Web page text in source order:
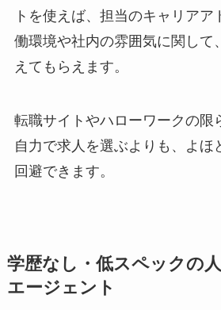
トを使えば、担当のキャリアア
働環境や社内の雰囲気に関して
えてもらえます。
転職サイトやハローワークの限
自力で求人を選ぶよりも、よほ
回避できます。
学歴なし・低スペックの
エージェント